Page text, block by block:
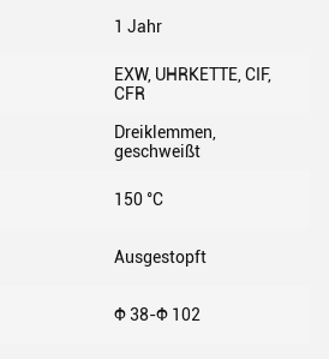
1 Jahr
EXW, UHRKETTE, CIF,
CFR
Dreiklemmen,
geschweißt
150 °C
Ausgestopft
Φ 38-Φ 102